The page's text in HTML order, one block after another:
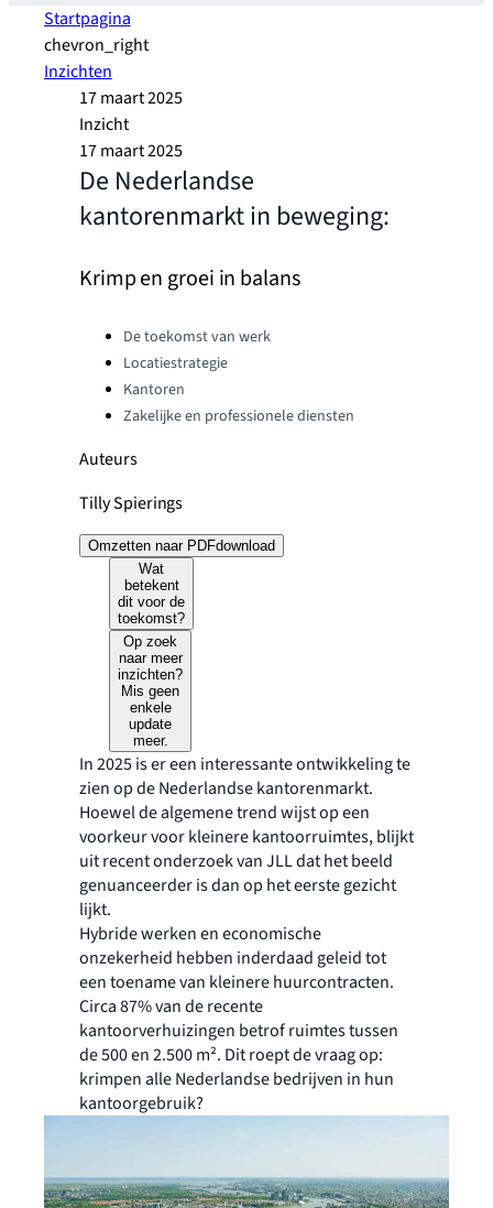
Startpagina
chevron_right
Inzichten
17 maart 2025
Inzicht
17 maart 2025
De Nederlandse
kantorenmarkt in beweging:
Krimp en groei in balans
Categories:De toekomst van werk
Locatiestrategie
Kantoren
Zakelijke en professionele diensten
Auteurs
Tilly Spierings
Omzetten naar PDFdownload
Wat
betekent
dit voor de
toekomst?
Op zoek
naar meer
inzichten?
Mis geen
enkele
update
meer.
In 2025 is er een interessante ontwikkeling te
zien op de Nederlandse kantorenmarkt.
Hoewel de algemene trend wijst op een
voorkeur voor kleinere kantoorruimtes, blijkt
uit recent onderzoek van JLL dat het beeld
genuanceerder is dan op het eerste gezicht
lijkt.
Hybride werken en economische
onzekerheid hebben inderdaad geleid tot
een toename van kleinere huurcontracten.
Circa 87% van de recente
kantoorverhuizingen betrof ruimtes tussen
de 500 en 2.500 m². Dit roept de vraag op:
krimpen alle Nederlandse bedrijven in hun
kantoorgebruik?